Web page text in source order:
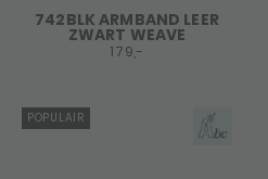
742BLK ARMBAND LEER
ZWART WEAVE
179,-
POPULAIR